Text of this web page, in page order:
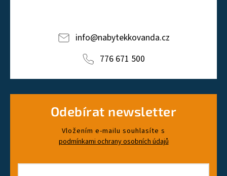
info@nabytekkovanda.cz
776 671 500
Odebírat newsletter
Vložením e-mailu souhlasíte s
podmínkami ochrany osobních údajů